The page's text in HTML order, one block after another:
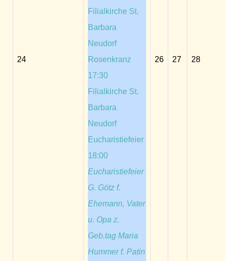
24
Filialkirche St.
Barbara
Neudorf
Rosenkranz
17:30
Filialkirche St.
Barbara
Neudorf
Eucharistiefeier
18:00
Eucharistiefeier
G. Götz f.
Ehemann, Vater
u. Opa z.
Geb.tag Maria
Hummer f. Patin
26 27 28